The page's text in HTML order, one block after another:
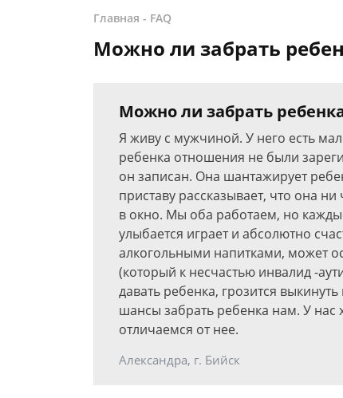
Главная - FAQ
Можно ли забрать
Можно ли забрать
Я живу с мужчиной. У него есть
ребенка отношения не были
он записан. Она шантажирует
приставу рассказывает, что она
в окно. Мы оба работаем, но
улыбается играет и абсолютно
алкогольными напитками, может
(который к несчастью инвалид -
давать ребенка, грозится
шансы забрать ребенка нам. У
отличаемся от нее.
Александра, г. Бийск